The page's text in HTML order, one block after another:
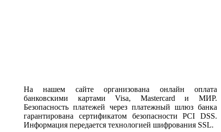
На нашем сайте организована онлайн оплата
банковскими картами Visa, Mastercard и МИР.
Безопасность платежей через платежный шлюз банка
гарантирована сертификатом безопасности PCI DSS.
Информация передается технологией шифрования SSL.